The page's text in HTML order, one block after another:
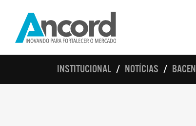
INSTITUCIONAL NOTÍCIAS BACEN